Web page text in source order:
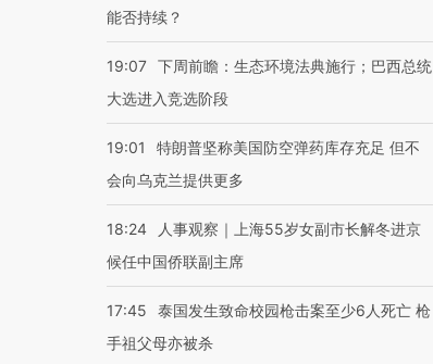
能否持续？
19:07 下周前瞻：生态环境法典施行；巴西总统
大选进入竞选阶段
19:01
特朗普坚称美国防空弹药库存充足 但不
会向乌克兰提供更多
18:24
人事观察｜上海55岁女副市长解冬进京
候任中国侨联副主席
17:45
泰国发生致命校园枪击案至少6人死亡 枪
手祖父母亦被杀